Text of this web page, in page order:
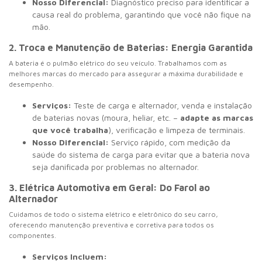
Nosso Diferencial: Diagnóstico preciso para identificar a
causa real do problema, garantindo que você não fique na
mão.
2. Troca e Manutenção de Baterias: Energia Garantida
A bateria é o pulmão elétrico do seu veículo. Trabalhamos com as
melhores marcas do mercado para assegurar a máxima durabilidade e
desempenho.
Serviços: Teste de carga e alternador, venda e instalação
de baterias novas (moura, heliar, etc. – adapte as marcas
que você trabalha), verificação e limpeza de terminais.
Nosso Diferencial: Serviço rápido, com medição da
saúde do sistema de carga para evitar que a bateria nova
seja danificada por problemas no alternador.
3. Elétrica Automotiva em Geral: Do Farol ao
Alternador
Cuidamos de todo o sistema elétrico e eletrônico do seu carro,
oferecendo manutenção preventiva e corretiva para todos os
componentes.
Serviços Incluem: